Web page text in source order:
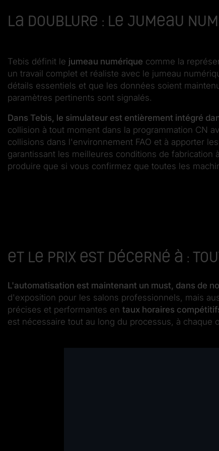
La doublure : le jumeau
Tebis définit le jumeau numérique comme la
un travail complet et réaliste avec le jumeau
détails essentiels et que les données soient
paramètres pertinents sont signalés.
Dans Tebis, le simulateur est entièrement intégré
collision à tout moment dans la programmation CN
collisions dans l'environnement FAO et à apporter
garantissant les meilleures conditions de
produire que si vous confirmez que toutes les
Et le prix est décerné à :
L'automatisation est maintenant un must, dans de
d'exposition pour les salons professionnels, mais
précises et performantes en taux horaires
est nécessaire tout au long du processus, à chaque